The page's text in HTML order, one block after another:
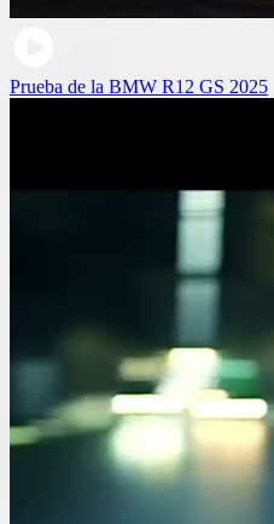
Prueba de la BMW R12 GS 2025